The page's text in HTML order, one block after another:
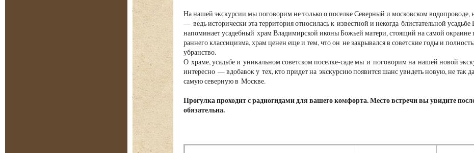
На нашей экскурсии мы поговорим не только о поселке Северный и московском
— ведь исторически эта территория относилась к известной и некогда блистательной
напоминает усадебный храм Владимирской иконы Божьей матери, стоящий на самой окраине
раннего классицизма, храм ценен еще и тем, что он не закрывался в советские годы и
убранство.
О храме, усадьбе и уникальном советском поселке-саде мы и поговорим на нашей новой
интересно — вдобавок у тех, кто придет на экскурсию появится шанс увидеть новую, не так
самую северную в Москве.
Прогулка проходит с радиогидами для вашего комфорта. Место встречи вы увидите
обязательна.